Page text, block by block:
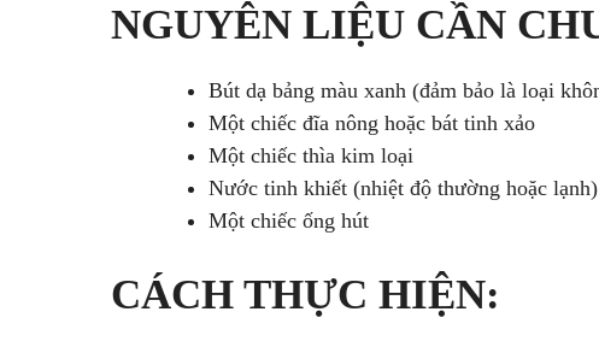
NGUYÊN LIỆU CẦN
Bút dạ bảng màu xanh (đảm bảo là loại
Một chiếc đĩa nông hoặc bát tinh xảo
Một chiếc thìa kim loại
Nước tinh khiết (nhiệt độ thường hoặc lạnh)
Một chiếc ống hút
CÁCH THỰC HIỆN: